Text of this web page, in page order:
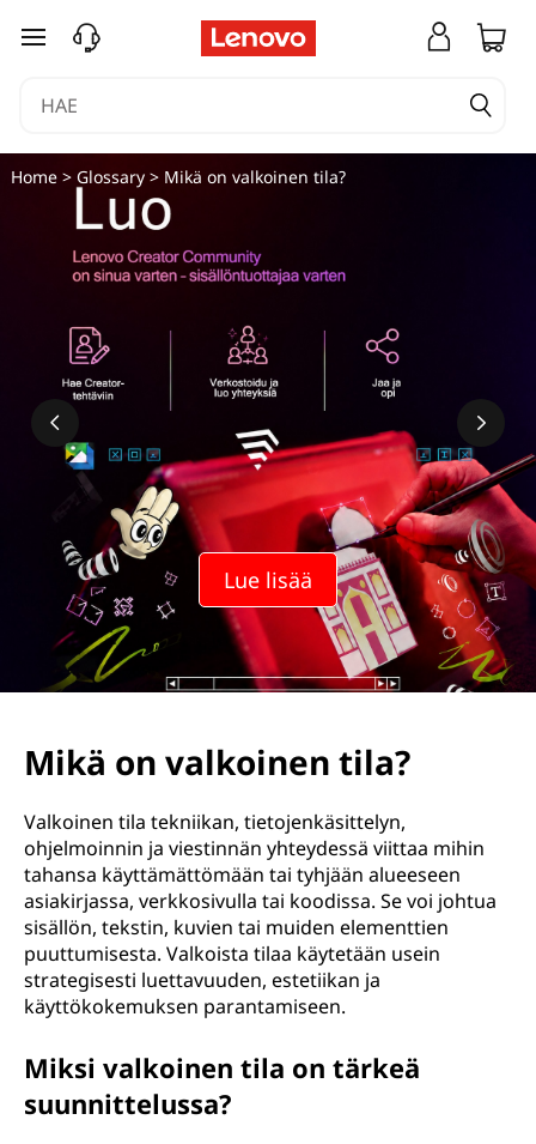
siirry pääsisältöön
Lue lisää
Home> Glossary> Mikä on valkoinen tila?
Mikä on valkoinen tila?
Valkoinen tila tekniikan, tietojenkäsittelyn,
ohjelmoinnin ja viestinnän yhteydessä viittaa mihin
tahansa käyttämättömään tai tyhjään alueeseen
asiakirjassa, verkkosivulla tai koodissa. Se voi johtua
sisällön, tekstin, kuvien tai muiden elementtien
puuttumisesta. Valkoista tilaa käytetään usein
strategisesti luettavuuden, estetiikan ja
käyttökokemuksen parantamiseen.
Miksi valkoinen tila on tärkeä
suunnittelussa?